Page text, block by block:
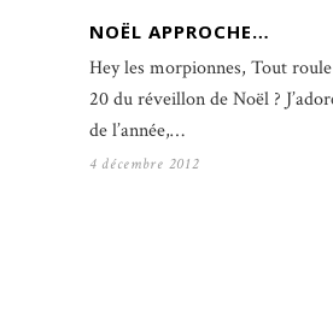
NOËL APPROCHE…
Hey les morpionnes, Tout
20 du réveillon de Noël ?
de l’année,…
4 décembre 2012